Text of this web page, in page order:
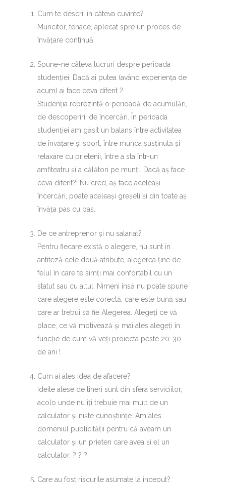
Cum te descrii în câteva cuvinte?
Muncitor, tenace, aplecat spre un proces de
învățare continuă.
Spune-ne câteva lucruri despre perioada
studenției. Dacă ai putea (având experiența de
acum) ai face ceva diferit ?
Studenția reprezintă o perioadă de acumulări,
de descoperiri, de încercări. În perioada
studenției am găsit un balans între activitatea
de învățare și sport, între munca susținută și
relaxare cu prietenii, între a sta într-un
amfiteatru și a călători pe munți. Dacă aș face
ceva diferit?! Nu cred, aș face aceleași
încercări, poate aceleași greșeli și din toate aș
învăța pas cu pas.
De ce antreprenor și nu salariat?
Pentru fiecare există o alegere, nu sunt în
antiteză cele două atribute, alegerea ține de
felul în care te simți mai confortabil cu un
statut sau cu altul. Nimeni însă nu poate spune
care alegere este corectă, care este bună sau
care ar trebui să fie Alegerea. Alegeți ce vă
place, ce vă motivează și mai ales alegeți în
funcție de cum vă veți proiecta peste 20-30
de ani !
Cum ai ales idea de afacere?
Ideile alese de tineri sunt din sfera serviciilor,
acolo unde nu îți trebuie mai mult de un
calculator și niște cunoștiințe. Am ales
domeniul publicității pentru că aveam un
calculator și un prieten care avea și el un
calculator. ? ? ?
Care au fost riscurile asumate la început?